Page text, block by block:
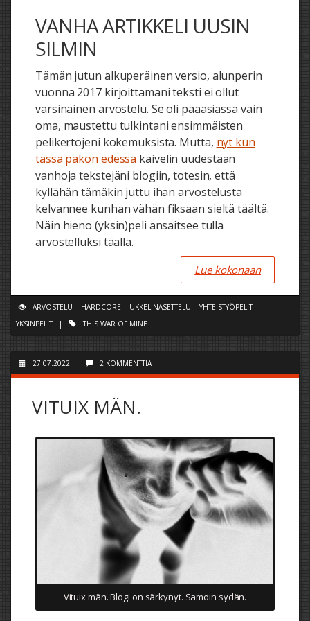
VANHA ARTIKKELI UUSIN
SILMIN
Tämän jutun alkuperäinen versio, alunperin
vuonna 2017 kirjoittamani teksti ei ollut
varsinainen arvostelu. Se oli pääasiassa vain
oma, maustettu tulkintani ensimmäisten
pelikertojeni kokemuksista. Mutta, nyt kun
tässä pakon edessä kaivelin uudestaan
vanhoja tekstejäni blogiin, totesin, että
kyllähän tämäkin juttu ihan arvostelusta
kelvannee kunhan vähän fiksaan sieltä täältä.
Näin hieno (yksin)peli ansaitsee tulla
arvostelluksi täällä.
Lue kokonaan
ARVOSTELU HARDCORE UKKELINASETTELU
YHTEISTYÖPELIT
YKSINPELIT
| THIS WAR OF MINE
27.07.2022 2 KOMMENTTIA
VITUIX MÄN.
Vituix män. Blogi on särkynyt. Samoin sydän.